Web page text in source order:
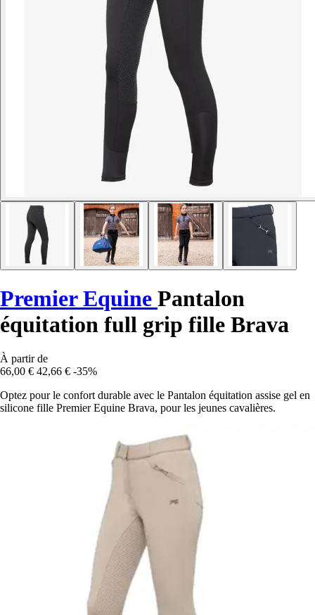
Premier Equine Pantalon
équitation full grip fille Brava
À partir de
66,00 € 42,66 € -35%
Optez pour le confort durable avec le Pantalon équitation assise gel en
silicone fille Premier Equine Brava, pour les jeunes cavalières.